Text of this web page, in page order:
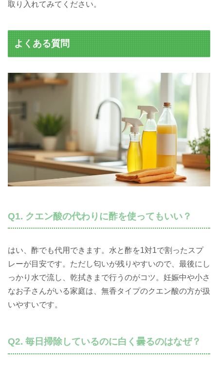
取り入れてみてください。
よくある質問
Q1. クエン酸の代わりに酢を使ってもいい？
はい、酢でも代用できます。水と酢を1対1で割ったスプ
レーが目安です。ただし匂いが残りやすいので、最後にし
っかり水で流し、乾拭きまで行うのがコツ。妊娠中や小さ
なお子さんがいる家庭は、無香タイプのクエン酸の方が扱
いやすいです。
Q2. 毎日掃除しているのに白く曇るのはなぜ？